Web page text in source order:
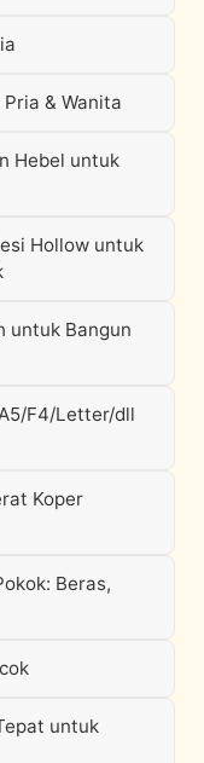
& Wanita
Hebel untuk
Hollow untuk
untuk Bangun
F4/Letter/dll
Koper
Beras,
untuk